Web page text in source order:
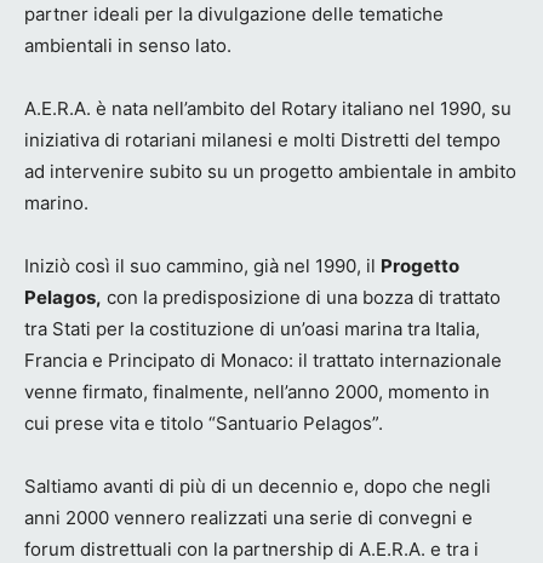
partner ideali per la divulgazione delle tematiche
ambientali in senso lato.
A.E.R.A. è nata nell’ambito del Rotary italiano nel 1990, su
iniziativa di rotariani milanesi e molti Distretti del tempo
ad intervenire subito su un progetto ambientale in ambito
marino.
Iniziò così il suo cammino, già nel 1990, il Progetto
Pelagos, con la predisposizione di una bozza di trattato
tra Stati per la costituzione di un’oasi marina tra Italia,
Francia e Principato di Monaco: il trattato internazionale
venne firmato, finalmente, nell’anno 2000, momento in
cui prese vita e titolo “Santuario Pelagos”.
Saltiamo avanti di più di un decennio e, dopo che negli
anni 2000 vennero realizzati una serie di convegni e
forum distrettuali con la partnership di A.E.R.A. e tra i